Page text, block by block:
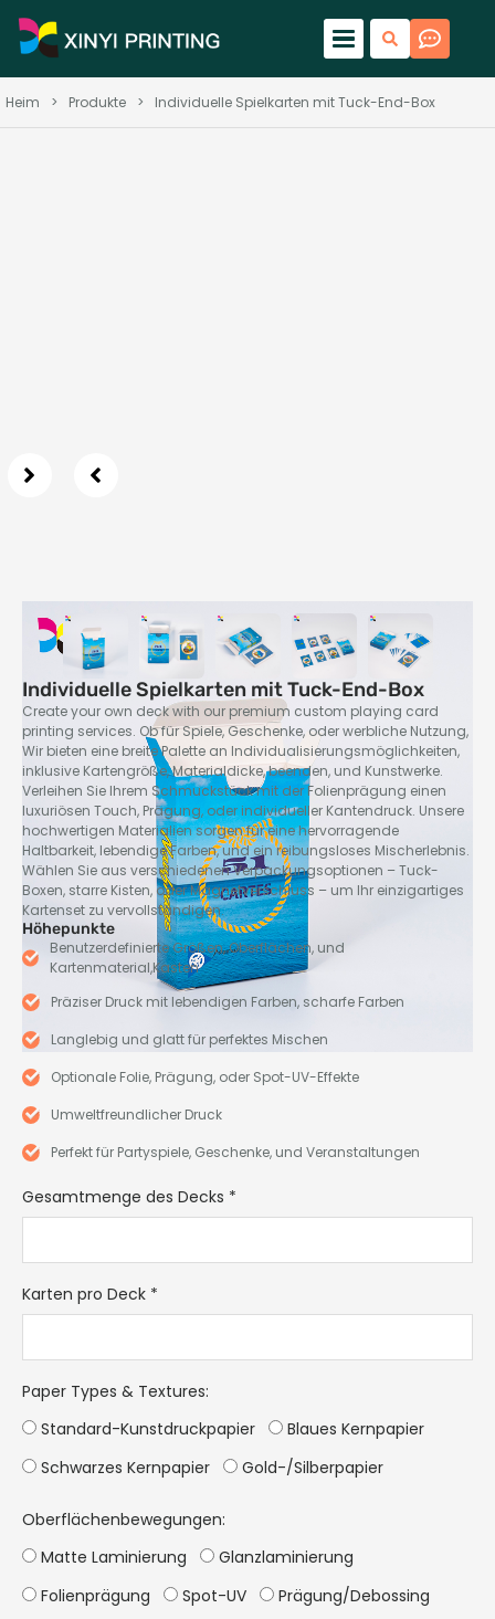
Heim > Produkte > Individuelle Spielkarten mit Tuck-End-Box
Individuelle Spielkarten mit Tuck-End-Box
Create your own deck with our premium custom playing card
printing services. Ob für Spiele, Geschenke, oder werbliche Nutzung,
Wir bieten eine breite Palette an Individualisierungsmöglichkeiten,
inklusive Kartengröße, Materialdicke, beenden, und Kunstwerke.
Verleihen Sie Ihrem Schmuckstück mit der Folienprägung einen
luxuriösen Touch, Prägung, oder individueller Kantendruck. Unsere
hochwertigen Materialien sorgen für eine hervorragende
Haltbarkeit, lebendige Farben, und ein reibungsloses Mischerlebnis.
Wählen Sie aus verschiedenen Verpackungsoptionen – Tuck-
Boxen, starre Kisten, oder Magnetverschluss – um Ihr einzigartiges
Kartenset zu vervollständigen.
Höhepunkte
Benutzerdefinierte Größen, Oberflächen, und
Kartenmaterial,Kasten
Präziser Druck mit lebendigen Farben, scharfe Farben
Langlebig und glatt für perfektes Mischen
Optionale Folie, Prägung, oder Spot-UV-Effekte
Umweltfreundlicher Druck
Perfekt für Partyspiele, Geschenke, und Veranstaltungen
Gesamtmenge des Decks *
Karten pro Deck *
Paper Types & Textures:
Standard-Kunstdruckpapier
Blaues Kernpapier
Schwarzes Kernpapier
Gold-/Silberpapier
Oberflächenbewegungen:
Matte Laminierung
Glanzlaminierung
Folienprägung
Spot-UV Prägung/Debossing